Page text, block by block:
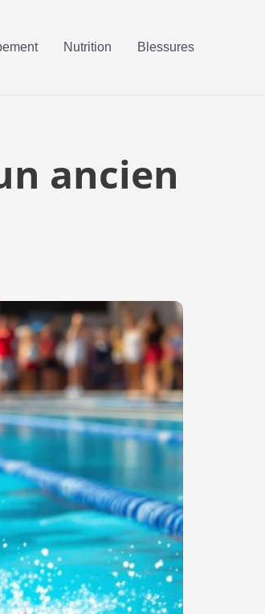
Nutrition Blessures
ancien